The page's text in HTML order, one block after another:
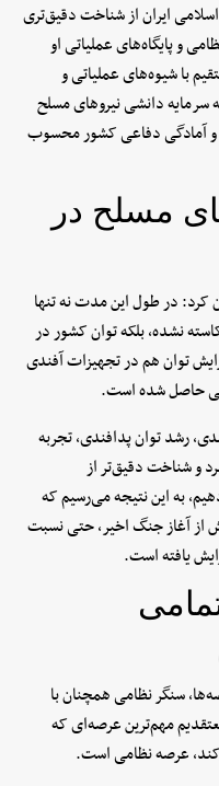
ایران از شناخت دقیق‌تری
و پایگاه‌های عملیاتی او
با شیوه‌های عملیاتی و
سرمایه دانشی نیروهای مسلح
و آمادگی دفاعی کشور محسوب
مسلح در
کرد: در طول این مدت نه تنها
نشده، بلکه توان کشور در
توان هم در تجهیزات آفندی
حاصل شده است.
رشد توان پدافندی، تجربه
و شناخت دقیق‌تر از
به این نتیجه می‌رسیم که
از آغاز جنگ اخیر، حتی نسبت
یافته است.
سنگر نظامی همچنان با
مهم‌ترین عرصه‌ای که
عرصه نظامی است.